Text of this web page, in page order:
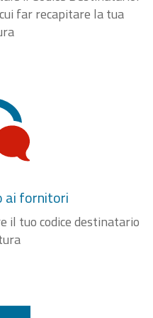
far recapitare la tua
ai fornitori
il tuo codice destinatario